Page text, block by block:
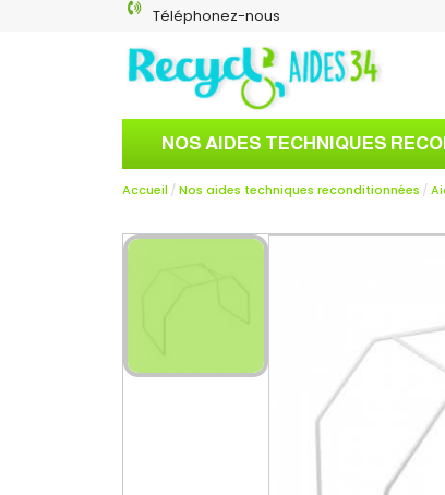
Téléphonez-nous
NOS AIDES TECHNIQUES
Accueil Nos aides techniques reconditionnées